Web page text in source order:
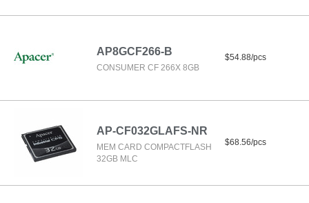
AP8GCF266-B
CONSUMER CF 266X 8GB
$54.88/pcs
AP-CF032GLAFS-NR
MEM CARD COMPACTFLASH
32GB MLC
$68.56/pcs